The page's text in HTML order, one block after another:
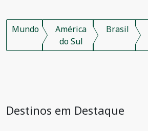
Mundo
América
do Sul
Brasil
Destinos em Destaque